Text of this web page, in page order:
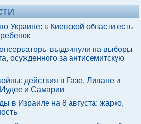
Украине: в Киевской области есть
выдвинули на выборы
осужденного за антисемитскую
действия в Газе, Ливане и
и Самарии
в Израиле на 8 августа: жарко,